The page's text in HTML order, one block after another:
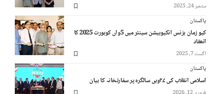
ستمبر 24, 2025
پاکستان
کیو زمان بزنس انکیوبیشن سینٹر میں 5واں کوہورٹ 2025 کا
انعقاد
اگست 7, 2025
پاکستان
اسلامی انقلاب کی ۴۷ویں سالگرہ پر سفارتخانہ کا بیان